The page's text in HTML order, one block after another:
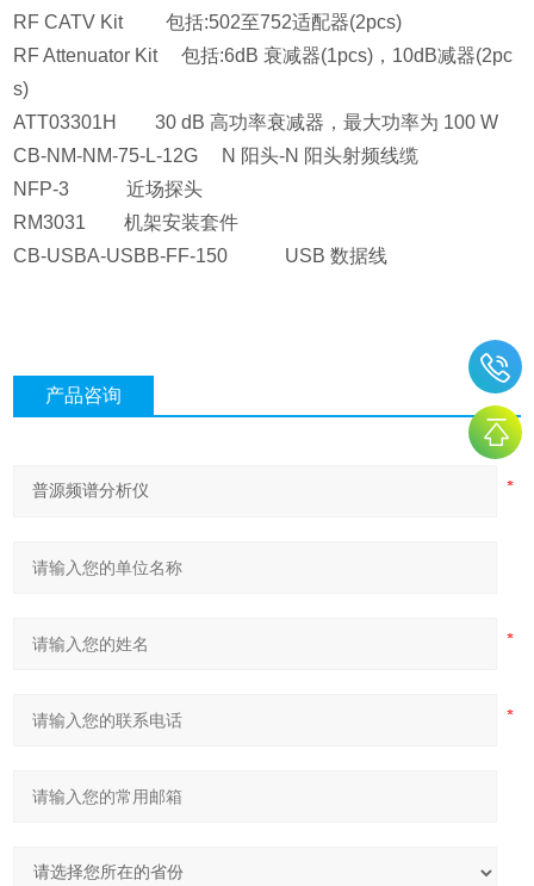
RF CATV Kit 包括:502至752适配器(2pcs)
RF Attenuator Kit 包括:6dB 衰减器(1pcs)，10dB减器(2pc
s)
ATT03301H 30 dB 高功率衰减器，最大功率为 100 W
CB-NM-NM-75-L-12G N 阳头-N 阳头射频线缆
NFP-3 近场探头
RM3031 机架安装套件
CB-USBA-USBB-FF-150 USB 数据线
产品咨询